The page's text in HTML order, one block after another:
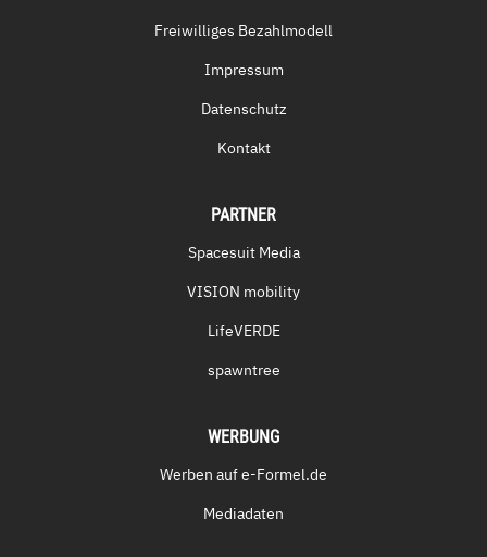
Freiwilliges Bezahlmodell
Impressum
Datenschutz
Kontakt
PARTNER
Spacesuit Media
VISION mobility
LifeVERDE
spawntree
WERBUNG
Werben auf e-Formel.de
Mediadaten